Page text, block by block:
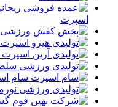
اسپرت
سام